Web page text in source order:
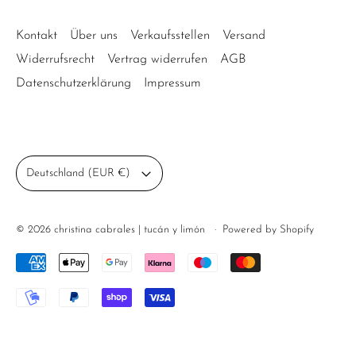
Kontakt Über uns Verkaufsstellen
Versand
Widerrufsrecht
Vertrag widerrufen
AGB
Datenschutzerklärung
Impressum
Land/Region
Deutschland (EUR €)
© 2026 christina cabrales | tucán y limón · Powered by Shopify
Akzeptierte Zahlungen